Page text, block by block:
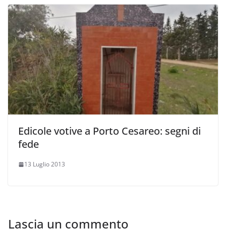
Edicole votive a Porto Cesareo: segni di
fede
13 Luglio 2013
Lascia un commento